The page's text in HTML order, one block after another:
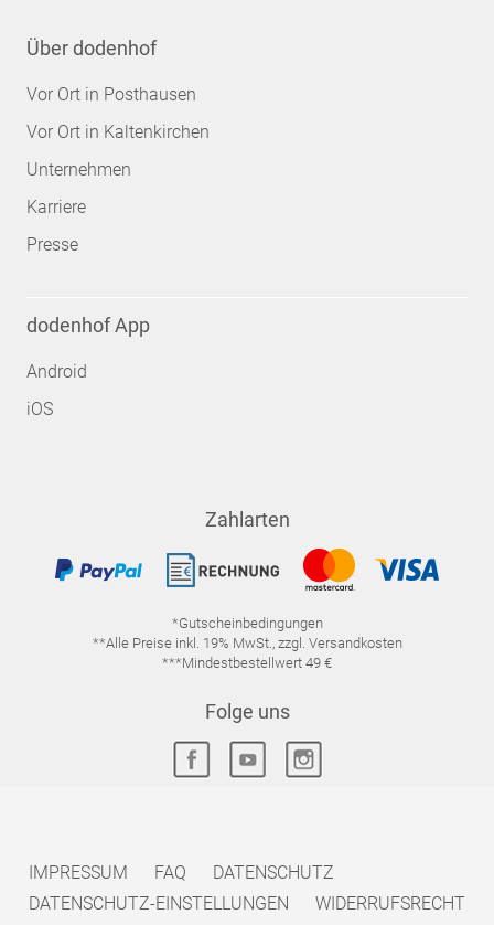
Über dodenhof
Vor Ort in Posthausen
Vor Ort in Kaltenkirchen
Unternehmen
Karriere
Presse
dodenhof App
Android
iOS
Zahlarten
*Gutscheinbedingungen
**Alle Preise inkl. 19% MwSt., zzgl. Versandkosten
***Mindestbestellwert 49 €
Folge uns
IMPRESSUM FAQ
DATENSCHUTZ
DATENSCHUTZ-EINSTELLUNGEN
WIDERRUFSRECHT